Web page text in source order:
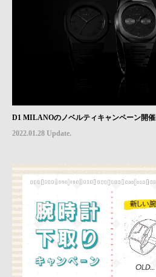
D1 MILANOのノベルティキャンペーン開催
2022.01.28 Update.